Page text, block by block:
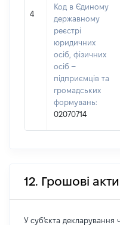
4
Код в Єдиному
державному
реєстрі
юридичних
осіб, фізичних
осіб –
підприємців та
громадських
формувань:
02070714
12. Грошові
У суб'єкта декларування